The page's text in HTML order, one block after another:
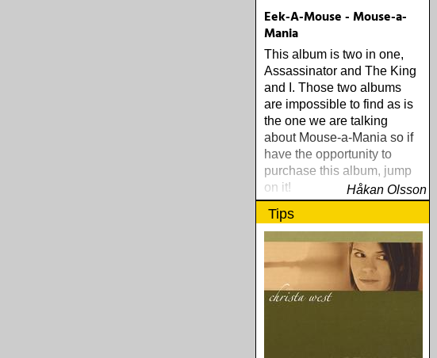
Eek-A-Mouse - Mouse-a-
Mania
This album is two in one,
Assassinator and The King
and I. Those two albums
are impossible to find as is
the one we are talking
about Mouse-a-Mania so if
have the opportunity to
purchase this album, jump
on it!
Håkan Olsson
Tips